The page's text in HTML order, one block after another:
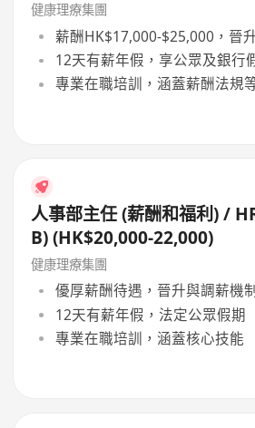
健康理療集團
薪酬HK$17,000-$25,000，晉
12天有薪年假，享公眾及銀行
專業在職培訓，涵蓋薪酬法規
人事部主任 (薪酬和福利) /
B) (HK$20,000-22,000)
健康理療集團
優厚薪酬待遇，晉升與調薪機
12天有薪年假，法定公眾假期
專業在職培訓，涵蓋核心技能